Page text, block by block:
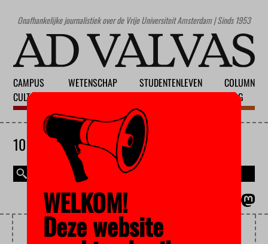
Onafhankelijke journalistiek over de Vrije Universiteit Amsterdam | Sinds 1953
CAMPUS
CULTUUR
WETENSCHAP
STUDENTENLEVEN
COLUMN
BLOG
10 AUGUSTUS 2026
WELKOM!
Deze website